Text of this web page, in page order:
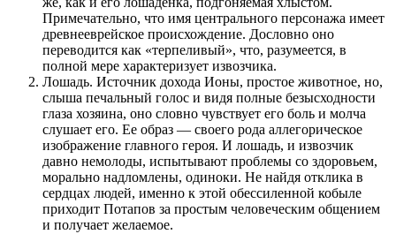
Примечательно, что имя центрального персонажа имеет
древнееврейское происхождение. Дословно оно
переводится как «терпеливый», что, разумеется, в
полной мере характеризует извозчика.
Лошадь. Источник дохода Ионы, простое животное, но,
слыша печальный голос и видя полные безысходности
глаза хозяина, оно словно чувствует его боль и молча
слушает его. Ее образ — своего рода аллегорическое
изображение главного героя. И лошадь, и извозчик
давно немолоды, испытывают проблемы со здоровьем,
морально надломлены, одиноки. Не найдя отклика в
сердцах людей, именно к этой обессиленной кобыле
приходит Потапов за простым человеческим общением
и получает желаемое.